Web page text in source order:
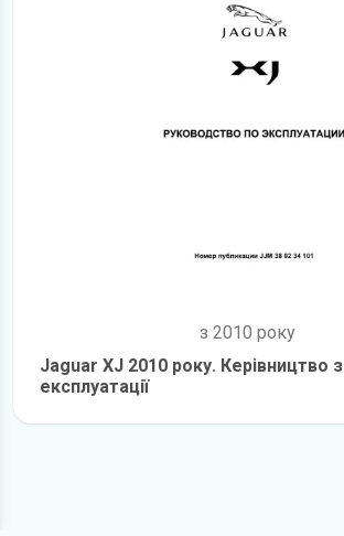
з 2010 року
Jaguar XJ 2010 року. Керівництво з
експлуатації